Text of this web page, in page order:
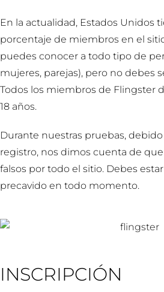
En la actualidad, Estados Unidos
porcentaje de miembros en el
puedes conocer a todo tipo de
mujeres, parejas), pero no debes
Todos los miembros de Flingster
18 años.
Durante nuestras pruebas,
registro, nos dimos cuenta de
falsos por todo el sitio. Debes
precavido en todo momento.
INSCRIPCIÓN